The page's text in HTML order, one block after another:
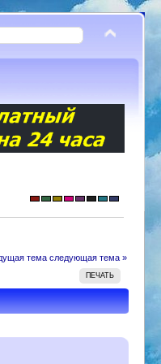
тема следующая тема »
ПЕЧАТЬ